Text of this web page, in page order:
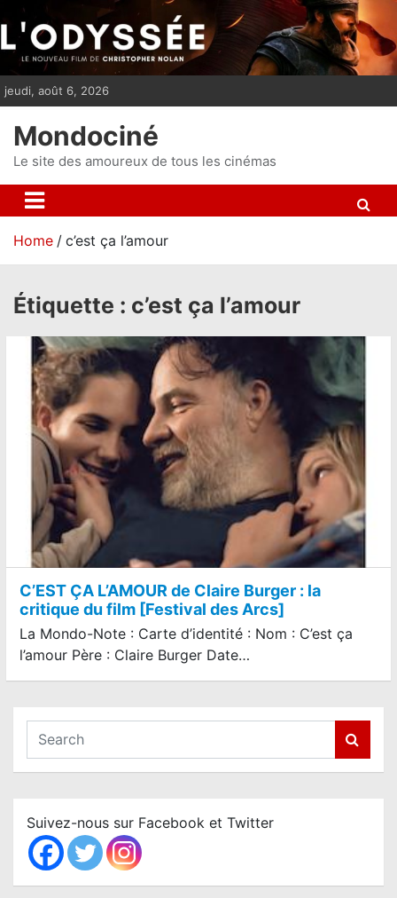
i
p
t
n
t
jeudi, août 6, 2026
Mondociné
Le site des amoureux de tous les cinémas
Home c’est ça l’amour
Étiquette : c’est ça l’amour
C’EST ÇA L’AMOUR de Claire Burger : la
critique du film [Festival des Arcs]
La Mondo-Note : Carte d’identité : Nom : C’est ça
l’amour Père : Claire Burger Date…
a
c
h
Suivez-nous sur Facebook et Twitter